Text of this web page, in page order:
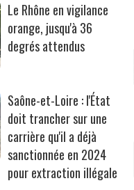
Le Rhône en vigilance
orange, jusqu'à 36
degrés attendus
Saône-et-Loire : l'État
doit trancher sur une
carrière qu'il a déjà
sanctionnée en 2024
pour extraction illégale